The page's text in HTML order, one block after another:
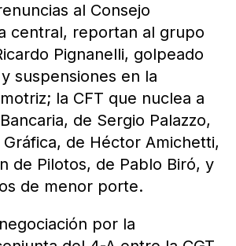
al Consejo
central, reportan al grupo
Pignanelli, golpeado
suspensiones en la
la CFT que nuclea a
de Sergio Palazzo,
Gráfica, de Héctor Amichetti,
de Pilotos, de Pablo Biró, y
de menor porte.
por la